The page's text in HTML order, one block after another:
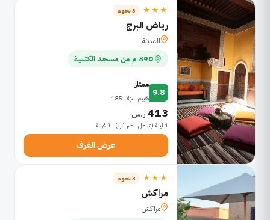
★★★ 3 نجوم
رياض البرج
المدينة
890 م من مسجد الكتبية
9.8
ممتاز
تقييم للنزلاء 185
413 ر.س
1 ليلة (شامل الضرائب) · 1 غرفة
عرض الغرف
★★★ 3 نجوم
مراكش
مراكش